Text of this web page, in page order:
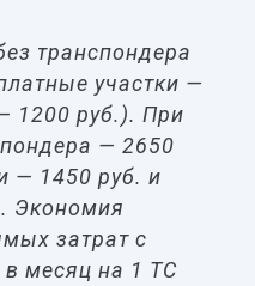
транспондера
участки —
1200 руб.). При
— 2650
— 1450 руб. и
Экономия
затрат с
в месяц на 1 ТС